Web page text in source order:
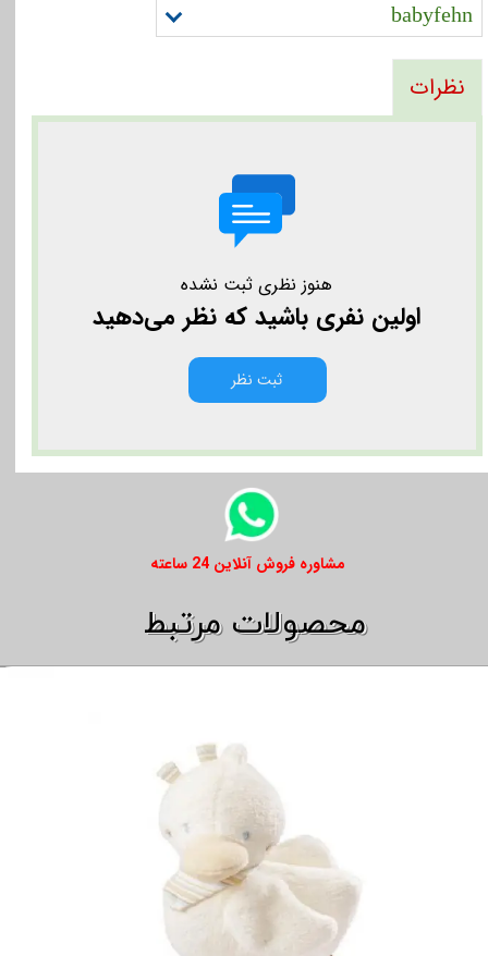
babyfehn
نظرات
هنوز نظری ثبت نشده
اولین نفری باشید که نظر می‌دهید
ثبت نظر
​​مشاوره فروش آنلاین 24 ساعته
​​محصولات مرتبط